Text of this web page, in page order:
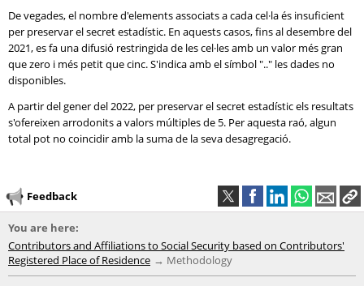
De vegades, el nombre d'elements associats a cada cel·la és insuficient
per preservar el secret estadístic. En aquests casos, fins al desembre del
2021, es fa una difusió restringida de les cel·les amb un valor més gran
que zero i més petit que cinc. S'indica amb el símbol ".." les dades no
disponibles.
A partir del gener del 2022, per preservar el secret estadístic els resultats
s'ofereixen arrodonits a valors múltiples de 5. Per aquesta raó, algun
total pot no coincidir amb la suma de la seva desagregació.
Feedback
You are here:
Contributors and Affiliations to Social Security based on Contributors'
Registered Place of Residence
Methodology